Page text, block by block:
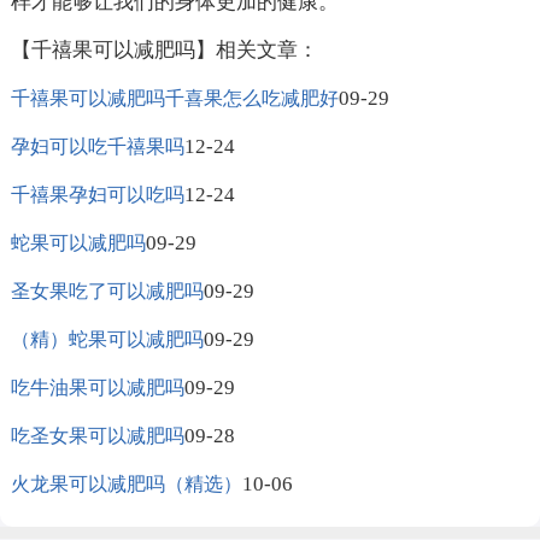
【千禧果可以减肥吗】相关文章：
千禧果可以减肥吗千喜果怎么吃减肥好09-29
孕妇可以吃千禧果吗12-24
千禧果孕妇可以吃吗12-24
蛇果可以减肥吗09-29
圣女果吃了可以减肥吗09-29
（精）蛇果可以减肥吗09-29
吃牛油果可以减肥吗09-29
吃圣女果可以减肥吗09-28
火龙果可以减肥吗（精选） 10-06